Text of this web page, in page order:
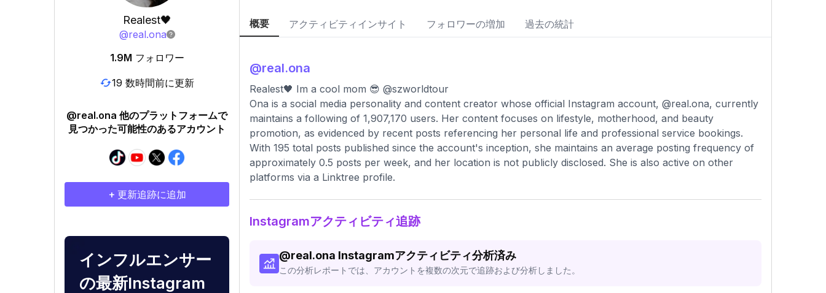
Realest🖤
@real.ona
1.9M フォロワー
19 数時間前に更新
@real.ona 他のプラットフォームで
見つかった可能性のあるアカウント
+ 更新追跡に追加
インフルエンサー
の最新Instagram
概要 アクティビティインサイト フォロワーの増加 過去の統計
@real.ona
Realest🖤 Im a cool mom 😎 @szworldtour
Ona is a social media personality and content creator whose official Instagram account, @real.ona, currently
maintains a following of 1,907,170 users. Her content focuses on lifestyle, motherhood, and beauty
promotion, as evidenced by recent posts referencing her personal life and professional service bookings.
With 195 total posts published since the account's inception, she maintains an average posting frequency of
approximately 0.5 posts per week, and her location is not publicly disclosed. She is also active on other
platforms via a Linktree profile.
Instagramアクティビティ追跡
@real.ona Instagramアクティビティ分析済み
この分析レポートでは、アカウントを複数の次元で追跡および分析しました。